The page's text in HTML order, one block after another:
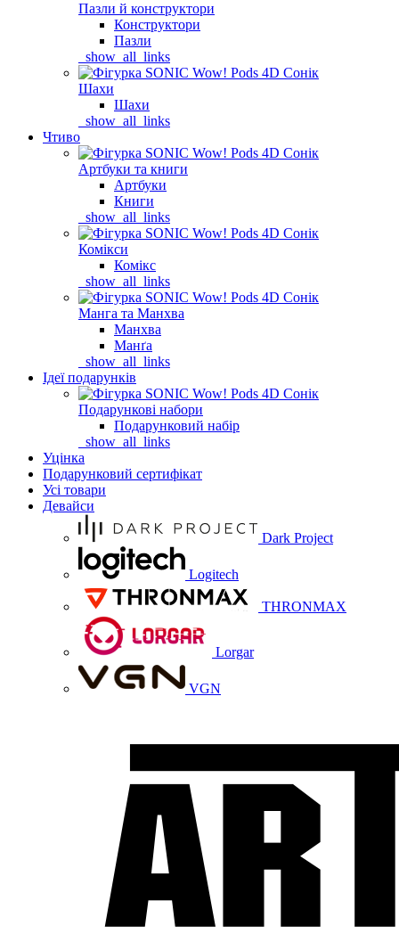
Пазли й конструктори
Конструктори
Пазли
_show_all_links
Шахи
Шахи
_show_all_links
Чтиво
Артбуки та книги
Артбуки
Книги
_show_all_links
Комікси
Комікс
_show_all_links
Манга та Манхва
Манхва
Манґа
_show_all_links
Ідеї подарунків
Подарункові набори
Подарунковий набір
_show_all_links
Уцінка
Подарунковий сертифікат
Усі товари
Девайси
Dark Project
Logitech
THRONMAX
Lorgar
VGN